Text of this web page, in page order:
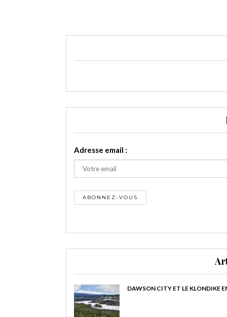
Adresse email :
DAWSON CITY ET LE KLONDIKE